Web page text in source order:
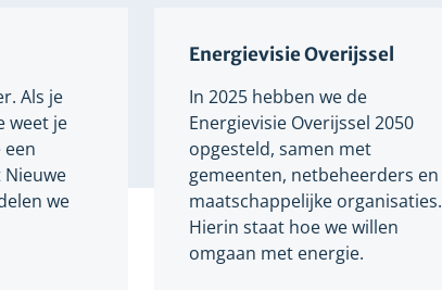
Als je
weet je
Nieuwe
we
Energievisie Overijssel
In 2025 hebben we de
Energievisie Overijssel 2050
opgesteld, samen met
gemeenten, netbeheerders en
maatschappelijke organisaties.
Hierin staat hoe we willen
omgaan met energie.